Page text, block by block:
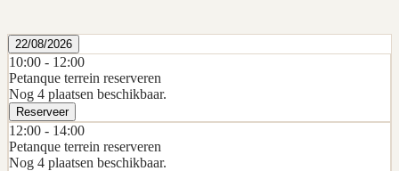
22/08/2026
10:00 - 12:00
Petanque terrein reserveren
Nog 4 plaatsen beschikbaar.
Reserveer
12:00 - 14:00
Petanque terrein reserveren
Nog 4 plaatsen beschikbaar.